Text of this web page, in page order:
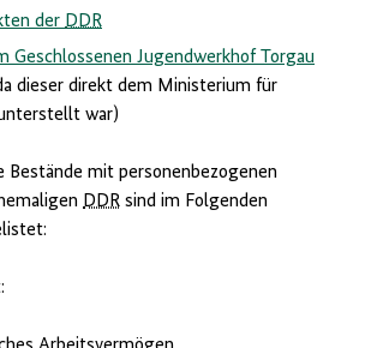
der DDR
Geschlossenen Jugendwerkhof Torgau
dieser direkt dem Ministerium für
war)
Bestände mit personenbezogenen
DDR sind im Folgenden